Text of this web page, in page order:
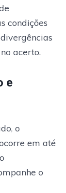
condições
acerto.
e
o
em até
o